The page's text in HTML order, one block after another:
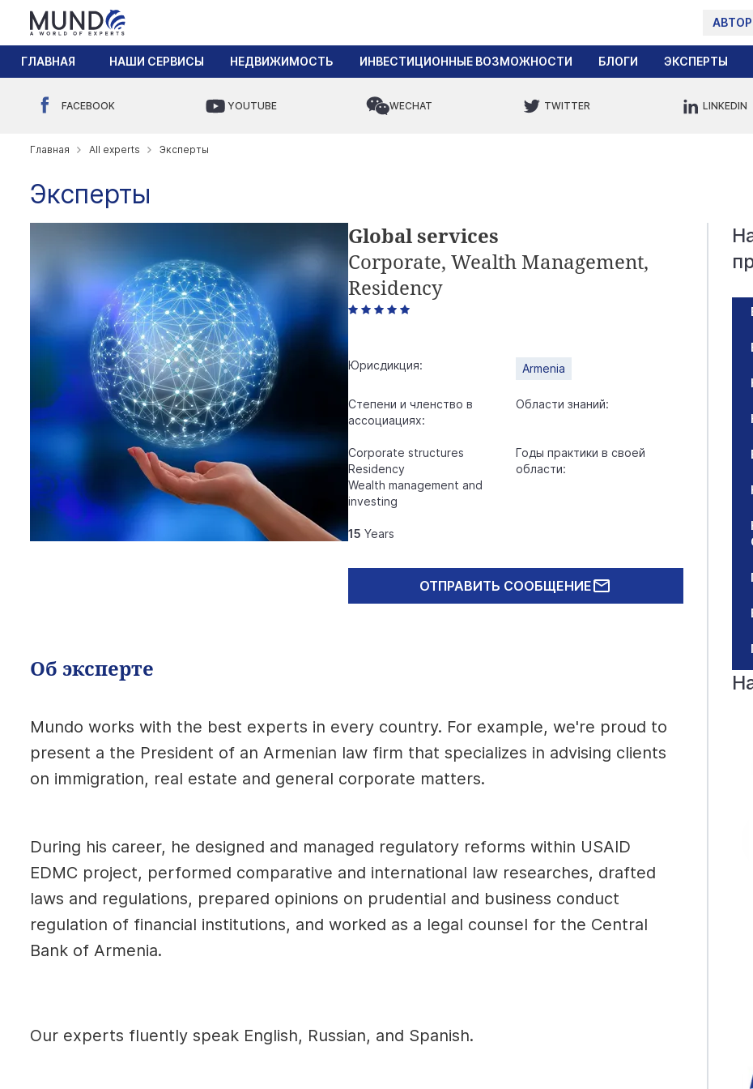
ГЛАВНАЯ НАШИ СЕРВИСЫ НЕДВИЖИМОСТЬ ИНВЕСТИЦИОННЫЕ ВОЗМОЖНОСТИ БЛОГИ ЭКСПЕРТЫ
FACEBOOK YOUTUBE WECHAT TWITTER LINKEDIN
Главная All experts Эксперты
Эксперты
Global services
Corporate, Wealth Management,
Residency
Юрисдикция: Armenia
Степени и членство в
ассоциациях:
Области знаний:
Corporate structures
Residency
Wealth management and
investing
Годы практики в своей
области:
15 Years
ОТПРАВИТЬ СООБЩЕНИЕ
Об эксперте
Mundo works with the best experts in every country. For example, we're proud to
present a the President of an Armenian law firm that specializes in advising clients
on immigration, real estate and general corporate matters.
During his career, he designed and managed regulatory reforms within USAID
EDMC project, performed comparative and international law researches, drafted
laws and regulations, prepared opinions on prudential and business conduct
regulation of financial institutions, and worked as a legal counsel for the Central
Bank of Armenia.
Our experts fluently speak English, Russian, and Spanish.